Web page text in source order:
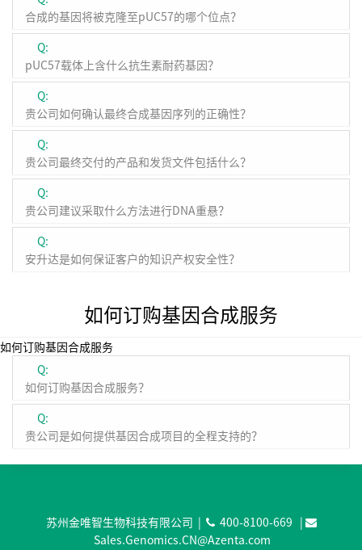
合成的基因将被克隆至pUC57的哪个位点？
Q:
pUC57载体上含什么抗生素耐药基因？
Q:
贵公司如何确认最终合成基因序列的正确性？
Q:
贵公司最终交付的产品和发货文件包括什么？
Q:
贵公司建议采取什么方法进行DNA重悬？
Q:
安升达是如何保证客户的知识产权安全性？
如何订购基因合成服务
如何订购基因合成服务
Q:
如何订购基因合成服务？
Q:
贵公司是如何提供基因合成项目的全程支持的？
苏州金唯智生物科技有限公司 | 400-8100-669 |
Sales.Genomics.CN@Azenta.com